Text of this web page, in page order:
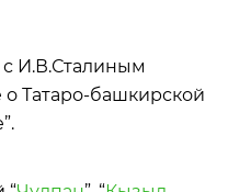
с И.В.Сталиным
Татаро-башкирской